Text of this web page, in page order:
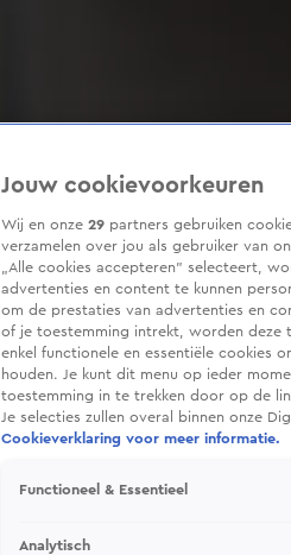
Jouw cookievoorkeuren
Wij en onze 29 partners gebruiken
verzamelen over jou als gebruiker van
„Alle cookies accepteren” selecteert,
advertenties en content te kunnen
om de prestaties van advertenties en
of je toestemming intrekt, worden deze
enkel functionele en essentiële cookies
houden. Je kunt dit menu op ieder
toestemming in te trekken door op de
Je selecties zullen overal binnen onze
Cookieverklaring voor meer informatie.
Functioneel & Essentieel
Analytisch